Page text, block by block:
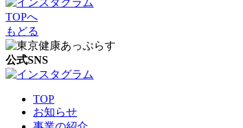
TOPへ
もどる
公式SNS
TOP
お知らせ